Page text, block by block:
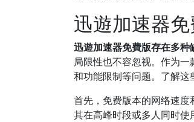
迅遊加速器
迅遊加速器免費版存在多种
局限性也不容忽视。作为
和功能限制等问题。了解这
首先，免费版本的网络速
其在高峰时段或多人同时